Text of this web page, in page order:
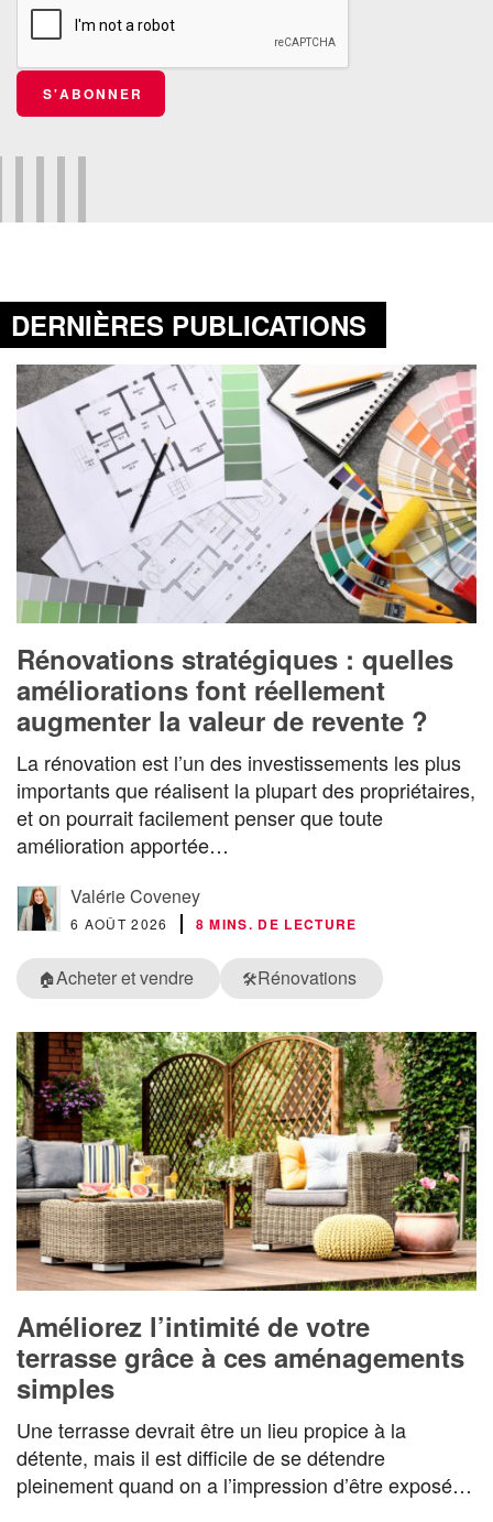
S'ABONNER
DERNIÈRES PUBLICATIONS
Rénovations stratégiques : quelles
améliorations font réellement
augmenter la valeur de revente ?
La rénovation est l’un des investissements les plus
importants que réalisent la plupart des propriétaires,
et on pourrait facilement penser que toute
amélioration apportée…
Valérie Coveney
6 AOÛT 2026 8 MINS. DE LECTURE
🏠Acheter et vendre 🛠️Rénovations
Améliorez l’intimité de votre
terrasse grâce à ces aménagements
simples
Une terrasse devrait être un lieu propice à la
détente, mais il est difficile de se détendre
pleinement quand on a l’impression d’être exposé…